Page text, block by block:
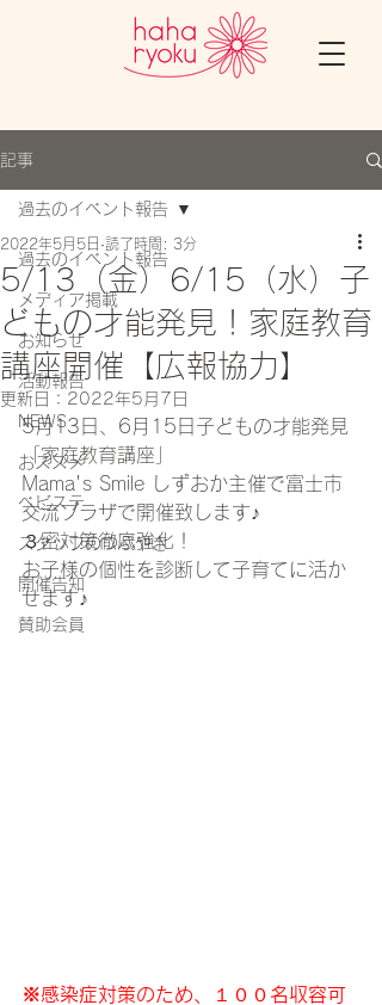
記事
過去のイベント報告
メディア掲載
お知らせ
活動報告
NEWS
おススメ
ベビステ
スタッフのつぶやき
開催告知
賛助会員
過去のイベント報告
5/13（金）6/15（水）子
どもの才能発見！家庭教育
講座開催【広報協力】
2022年5月5日 読了時間: 3分
更新日： 2022年5月7日
5月13日、6月15日子どもの才能発見
「家庭教育講座」
Mama's Smile しずおか主催で富士市
交流プラザで開催致します♪
３密対策徹底強化！
お子様の個性を診断して子育てに活か
せます♪
※感染症対策のため、 １００ 名収容可